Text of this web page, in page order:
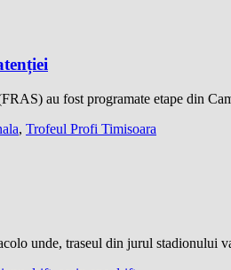
au fost programate etape din
, Trofeul Profi Timisoara
unde, traseul din jurul stadionului